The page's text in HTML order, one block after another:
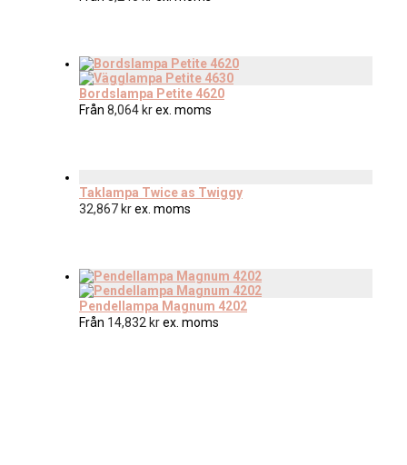
Bordslampa Petite 4620
Från 8,064 krex. moms
Taklampa Twice as Twiggy
32,867 krex. moms
Pendellampa Magnum 4202
Från 14,832 krex. moms